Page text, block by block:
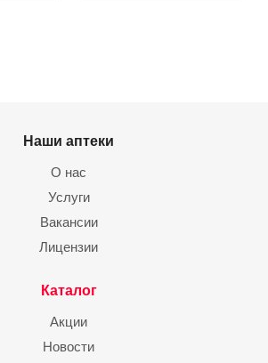
Наши аптеки
О нас
Услуги
Вакансии
Лицензии
Каталог
Акции
Новости